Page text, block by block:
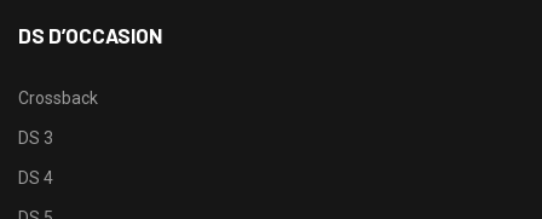
DS D’OCCASION
Crossback
DS 3
DS 4